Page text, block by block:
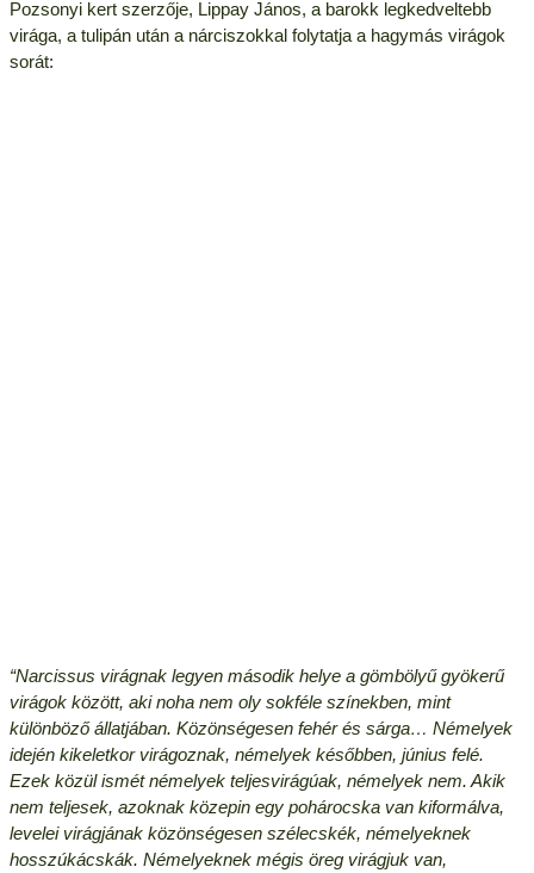
Pozsonyi kert szerzője, Lippay János, a barokk legkedveltebb
virága, a tulipán után a nárciszokkal folytatja a hagymás virágok
sorát:
“Narcissus virágnak legyen második helye a gömbölyű gyökerű
virágok között, aki noha nem oly sokféle színekben, mint
különböző állatjában. Közönségesen fehér és sárga… Némelyek
idején kikeletkor virágoznak, némelyek későbben, június felé.
Ezek közül ismét némelyek teljesvirágúak, némelyek nem. Akik
nem teljesek, azoknak közepin egy pohárocska van kiformálva,
levelei virágjának közönségesen szélecskék, némelyeknek
hosszúkácskák. Némelyeknek mégis öreg virágjuk van,